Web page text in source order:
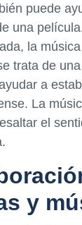
puede
una
la
trata de
a
La
el
y